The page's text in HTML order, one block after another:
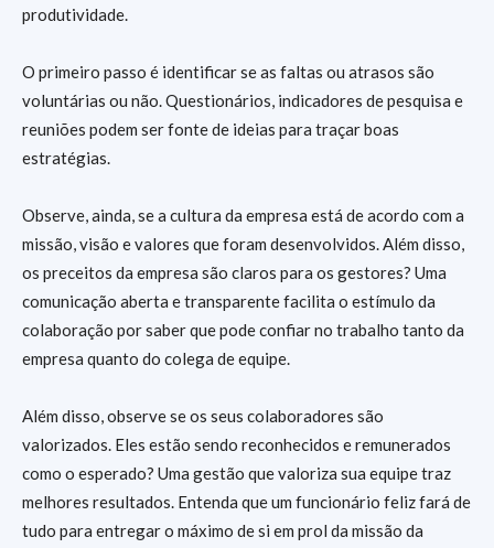
produtividade.
O primeiro passo é identificar se as faltas ou atrasos são
voluntárias ou não. Questionários, indicadores de pesquisa e
reuniões podem ser fonte de ideias para traçar boas
estratégias.
Observe, ainda, se a cultura da empresa está de acordo com a
missão, visão e valores que foram desenvolvidos. Além disso,
os preceitos da empresa são claros para os gestores? Uma
comunicação aberta e transparente facilita o estímulo da
colaboração por saber que pode confiar no trabalho tanto da
empresa quanto do colega de equipe.
Além disso, observe se os seus colaboradores são
valorizados. Eles estão sendo reconhecidos e remunerados
como o esperado? Uma gestão que valoriza sua equipe traz
melhores resultados. Entenda que um funcionário feliz fará de
tudo para entregar o máximo de si em prol da missão da